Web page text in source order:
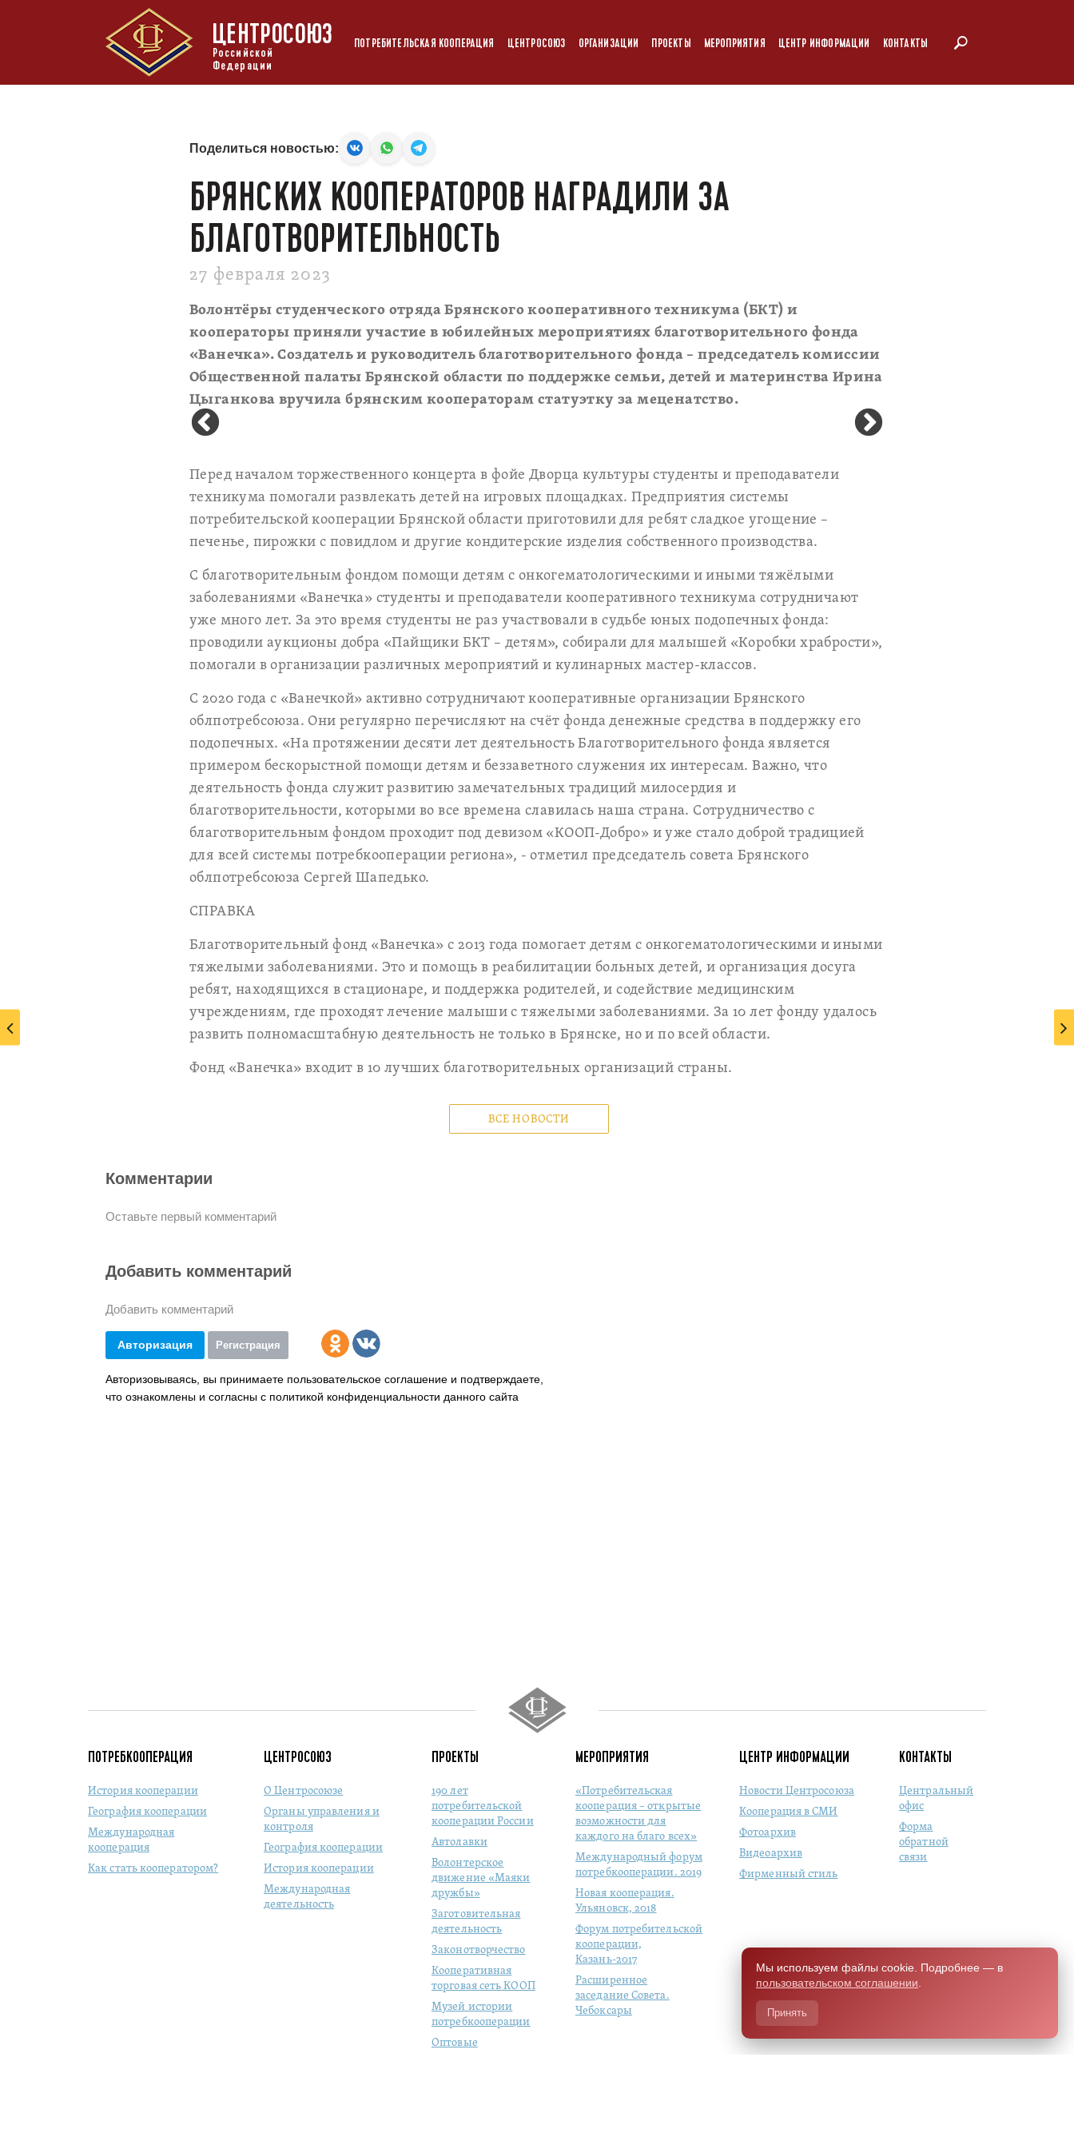
ЦЕНТРОСОЮЗ
Российской
Федерации
ПОТРЕБИТЕЛЬСКАЯ КООПЕРАЦИЯ ЦЕНТРОСОЮЗ ОРГАНИЗАЦИИ ПРОЕКТЫ МЕРОПРИЯТИЯ ЦЕНТР ИНФОРМАЦИИ КОНТАКТЫ
Поделиться новостью:
БРЯНСКИХ КООПЕРАТОРОВ НАГРАДИЛИ ЗА
БЛАГОТВОРИТЕЛЬНОСТЬ
27 февраля 2023
Волонтёры студенческого отряда Брянского кооперативного техникума (БКТ) и
кооператоры приняли участие в юбилейных мероприятиях благотворительного фонда
«Ванечка». Создатель и руководитель благотворительного фонда – председатель комиссии
Общественной палаты Брянской области по поддержке семьи, детей и материнства Ирина
Цыганкова вручила брянским кооператорам статуэтку за меценатство.
Перед началом торжественного концерта в фойе Дворца культуры студенты и преподаватели
техникума помогали развлекать детей на игровых площадках. Предприятия системы
потребительской кооперации Брянской области приготовили для ребят сладкое угощение –
печенье, пирожки с повидлом и другие кондитерские изделия собственного производства.
С благотворительным фондом помощи детям с онкогематологическими и иными тяжёлыми
заболеваниями «Ванечка» студенты и преподаватели кооперативного техникума сотрудничают
уже много лет. За это время студенты не раз участвовали в судьбе юных подопечных фонда:
проводили аукционы добра «Пайщики БКТ – детям», собирали для малышей «Коробки храбрости»,
помогали в организации различных мероприятий и кулинарных мастер-классов.
С 2020 года с «Ванечкой» активно сотрудничают кооперативные организации Брянского
облпотребсоюза. Они регулярно перечисляют на счёт фонда денежные средства в поддержку его
подопечных. «На протяжении десяти лет деятельность Благотворительного фонда является
примером бескорыстной помощи детям и беззаветного служения их интересам. Важно, что
деятельность фонда служит развитию замечательных традиций милосердия и
благотворительности, которыми во все времена славилась наша страна. Сотрудничество с
благотворительным фондом проходит под девизом «КООП-Добро» и уже стало доброй традицией
для всей системы потребкооперации региона», - отметил председатель совета Брянского
облпотребсоюза Сергей Шапедько.
СПРАВКА
Благотворительный фонд «Ванечка» с 2013 года помогает детям с онкогематологическими и иными
тяжелыми заболеваниями. Это и помощь в реабилитации больных детей, и организация досуга
ребят, находящихся в стационаре, и поддержка родителей, и содействие медицинским
учреждениям, где проходят лечение малыши с тяжелыми заболеваниями. За 10 лет фонду удалось
развить полномасштабную деятельность не только в Брянске, но и по всей области.
Фонд «Ванечка» входит в 10 лучших благотворительных организаций страны.
ВСЕ НОВОСТИ
Комментарии
Оставьте первый комментарий
Добавить комментарий
Добавить комментарий
Авторизация Регистрация
Авторизовываясь, вы принимаете пользовательское соглашение и подтверждаете,
что ознакомлены и согласны с политикой конфиденциальности данного сайта
ПОТРЕБКООПЕРАЦИЯ
История кооперации
География кооперации
Международная
кооперация
Как стать кооператором?
ЦЕНТРОСОЮЗ
О Центросоюзе
Органы управления и
контроля
География кооперации
История кооперации
Международная
деятельность
ПРОЕКТЫ
190 лет
потребительской
кооперации России
Автолавки
Волонтерское
движение «Маяки
дружбы»
Заготовительная
деятельность
Законотворчество
Кооперативная
торговая сеть КООП
Музей истории
потребкооперации
Оптовые
МЕРОПРИЯТИЯ
«Потребительская
кооперация – открытые
возможности для
каждого на благо всех»
Международный форум
потребкооперации. 2019
Новая кооперация.
Ульяновск, 2018
Форум потребительской
кооперации,
Казань-2017
Расширенное
заседание Совета.
Чебоксары
ЦЕНТР ИНФОРМАЦИИ
Новости Центросоюза
Кооперация в СМИ
Фотоархив
Видеоархив
Фирменный стиль
КОНТАКТЫ
Центральный
офис
Форма
обратной
связи
Мы используем файлы cookie. Подробнее — в
пользовательском соглашении
Принять